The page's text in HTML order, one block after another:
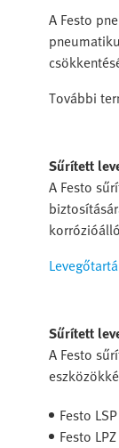
A Festo
További
Sűrített
A Festo
Sűrített
A Festo
Festo
Festo